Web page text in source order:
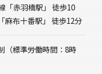
「赤羽橋駅」 徒歩10
麻布十番駅」 徒歩12分
（標準労働時間：8時